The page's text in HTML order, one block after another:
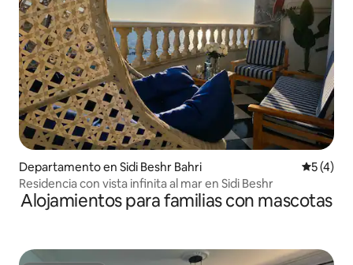
Departamento en Sidi Beshr Bahri
5 (4)
Residencia con vista infinita al mar en Sidi Beshr
Alojamientos para familias con mascotas